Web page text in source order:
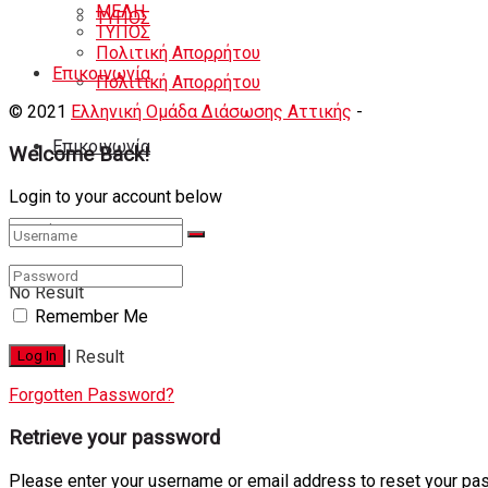
ΤΥΠΟΣ
Πολιτική Απορρήτου
Eπικοινωνία
No Result
View All Result
ΜΕΛΗ
ΤΥΠΟΣ
Πολιτική Απορρήτου
Eπικοινωνία
© 2021 Ελληνική Ομάδα Διάσωσης Αττικής -
Welcome Back!
Login to your account below
Remember Me
Forgotten Password?
Retrieve your password
Please enter your username or email address to reset your